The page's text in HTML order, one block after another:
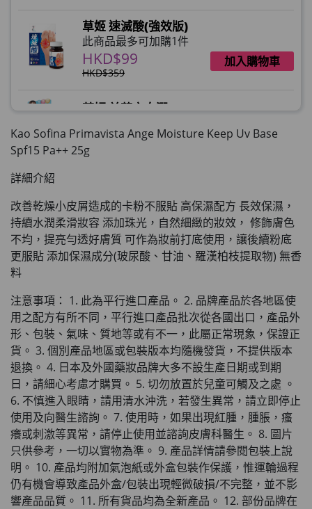
草姬 速滅酸(強效版)
此商品最多可加購1件
HKD$99
HKD$359
加入購物車
草姬 益菌之白潤
HKD$99 加入購物車
HKD$169
HKD$369
加入購物車
男補精力丸5:1 (到期日2028年1月)
HKD$449
加入購物車
理膚泉 無香大哥大防曬 50ml (2027年4
月)
此商品最多可加購1件
HKD$88
HKD$145
加入購物車
Round Lab 白樺樹水份防曬霜 50ml
(到期日2027年2月)
此商品最多可加購1件
HKD$85
HKD$145
加入購物車
Kao Sofina Primavista Ange Moisture Keep Uv Base
Spf15 Pa++ 25g
詳細介紹
改善乾燥小皮屑造成的卡粉不服貼 高保濕配方 長效保濕，
持續水潤柔滑妝容 添加珠光，自然細緻的妝效， 修飾膚色
不均，提亮勻透好膚質 可作為妝前打底使用，讓後續粉底
更服貼 添加保濕成分(玻尿酸、甘油、羅漢柏枝提取物) 無香
料
注意事項： 1. 此為平行進口產品。 2. 品牌產品於各地區使
用之配方有所不同，平行進口產品批次從各國出口，產品外
形、包裝、氣味、質地等或有不一，此屬正常現象，保證正
貨。 3. 個別產品地區或包裝版本均隨機發貨，不提供版本
退換。 4. 日本及外國藥妝品牌大多不設生產日期或到期
日，請細心考慮才購買。 5. 切勿放置於兒童可觸及之處 。
6. 不慎進入眼睛，請用清水沖洗，若發生異常，請立即停止
使用及向醫生諮詢。 7. 使用時，如果出現紅腫，腫脹，瘙
癢或刺激等異常，請停止使用並諮詢皮膚科醫生。 8. 圖片
只供參考，一切以實物為準。 9. 產品詳情請參閱包裝上說
明。 10. 產品均附加氣泡紙或外盒包裝作保護，惟運輪過程
仍有機會導致產品外盒/包裝出現輕微破損/不完整，並不影
響產品品質。 11. 所有貨品均為全新產品。 12. 部份品牌在